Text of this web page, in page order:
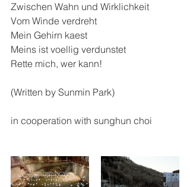
Zwischen Wahn und Wirklichkeit
Vom Winde verdreht
Mein Gehirn kaest
Meins ist voellig verdunstet
Rette mich, wer kann!
(Written by Sunmin Park)
in cooperation with sunghun choi